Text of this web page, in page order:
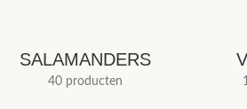
SALAMANDERS
40 producten